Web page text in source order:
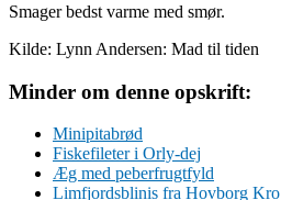
Smager bedst varme med smør.
Kilde: Lynn Andersen: Mad til tiden
Minder om denne opskrift:
Minipitabrød
Fiskefileter i Orly-dej
Æg med peberfrugtfyld
Limfjordsblinis fra Hovborg Kro